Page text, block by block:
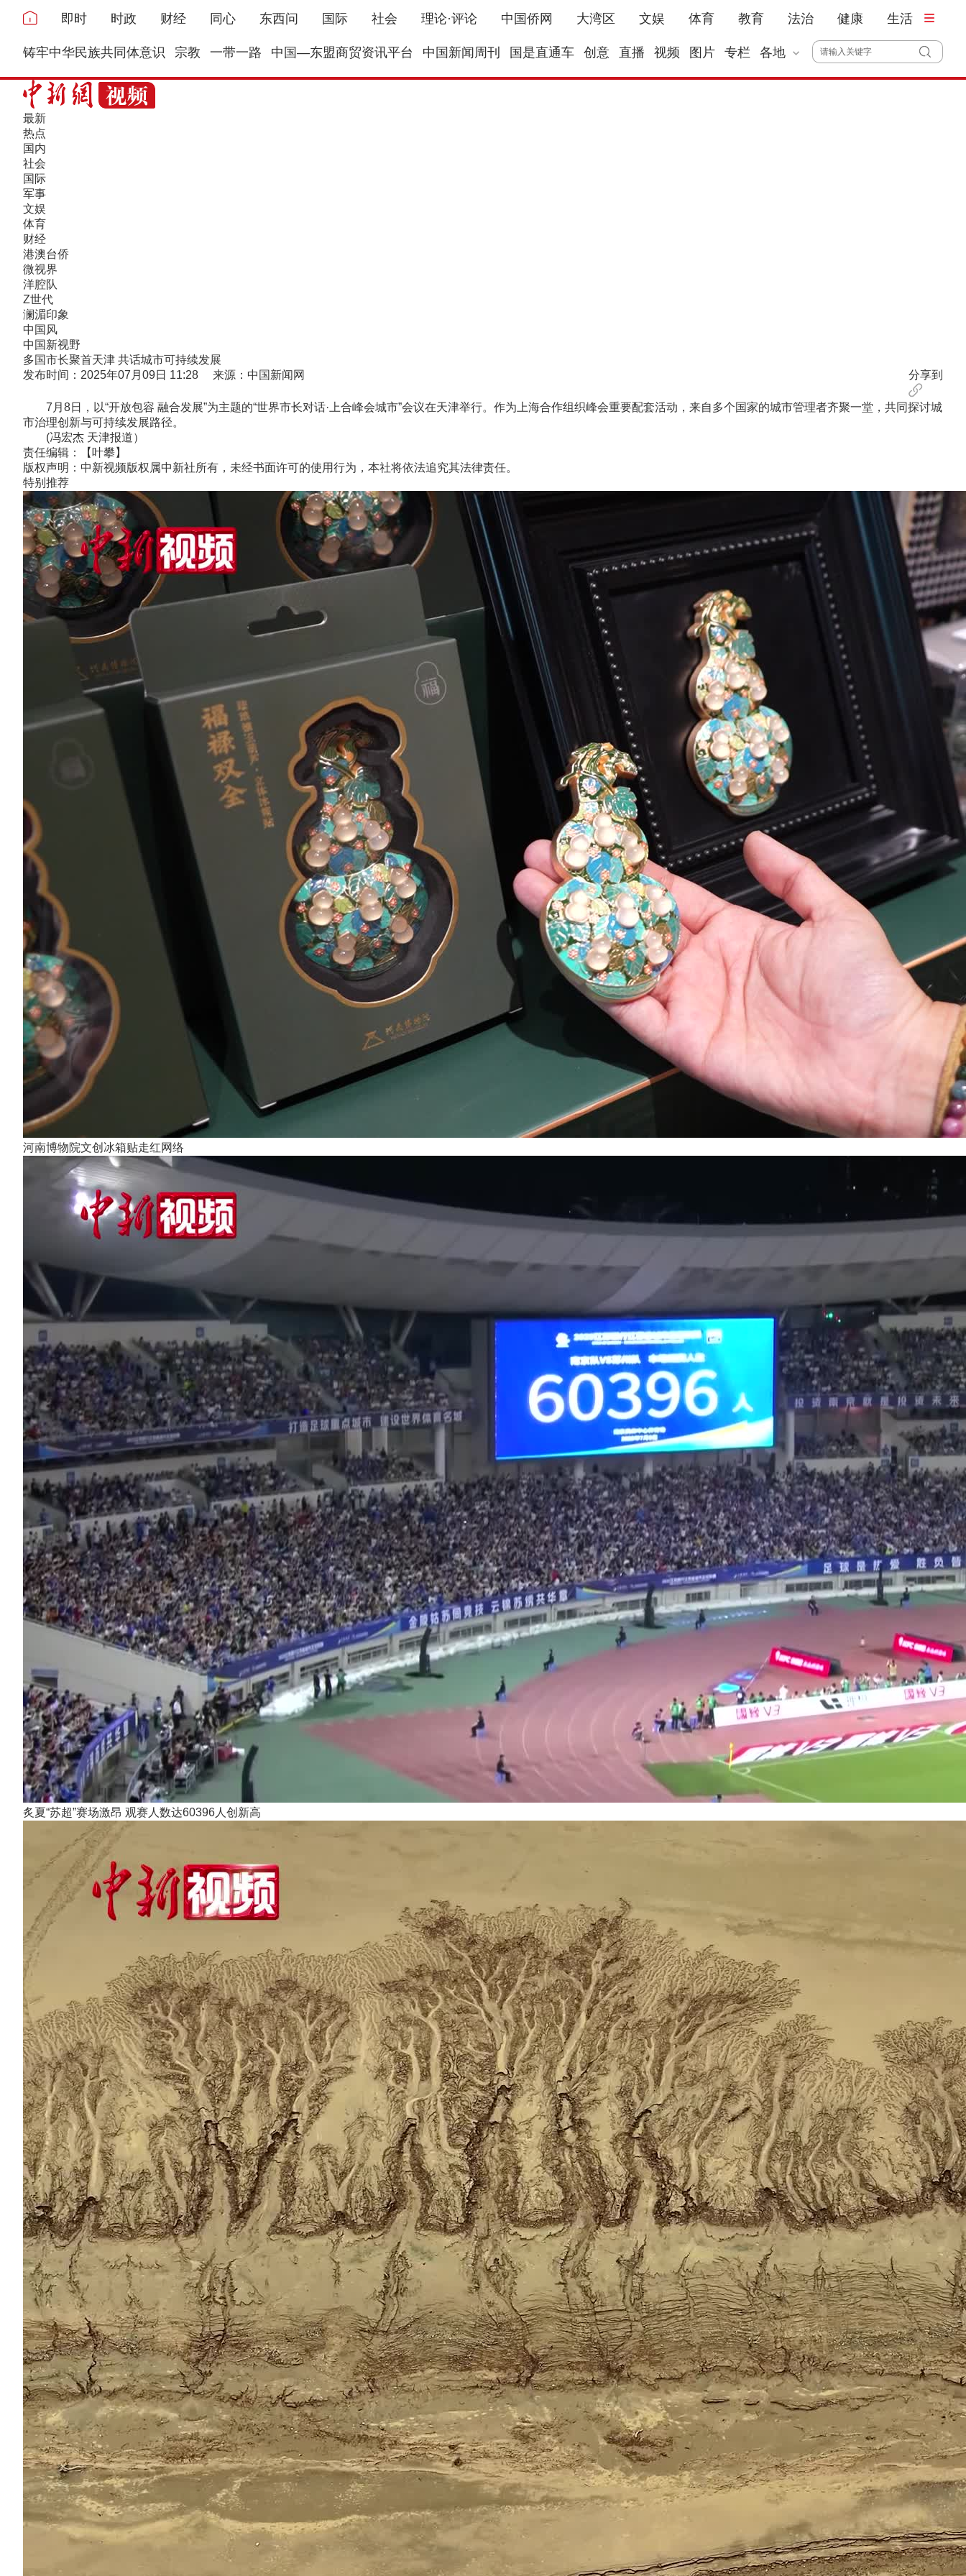
即时 时政 财经 同心 东西问 国际 社会 理论·评论 中国侨网 大湾区 文娱 体育 教育 法治 健康 生活
铸牢中华民族共同体意识 宗教 一带一路 中国—东盟商贸资讯平台 中国新闻周刊 国是直通车 创意 直播 视频 图片 专栏 各地
最新
热点
国内
社会
国际
军事
文娱
体育
财经
港澳台侨
微视界
洋腔队
Z世代
澜湄印象
中国风
中国新视野
多国市长聚首天津 共话城市可持续发展
发布时间：2025年07月09日 11:28 来源：中国新闻网
分享到
7月8日，以“开放包容 融合发展”为主题的“世界市长对话·上合峰会城市”会议在天津举行。作为上海合作组织峰会重要配套活动，来自多个国家的城市管理者齐聚一堂，共同探讨城
市治理创新与可持续发展路径。
(冯宏杰 天津报道）
责任编辑：【叶攀】
版权声明：中新视频版权属中新社所有，未经书面许可的使用行为，本社将依法追究其法律责任。
特别推荐
河南博物院文创冰箱贴走红网络
炙夏“苏超”赛场激昂 观赛人数达60396人创新高